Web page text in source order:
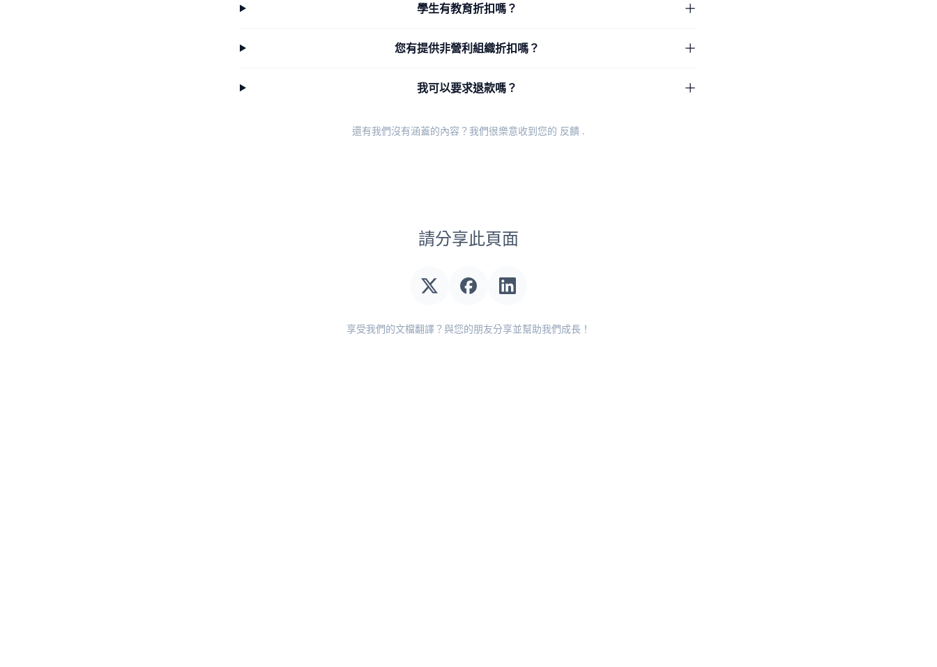
學生有教育折扣嗎？
您有提供非營利組織折扣嗎？
我可以要求退款嗎？
還有我們沒有涵蓋的內容？我們很樂意收到您的 反饋 .
請分享此頁面
享受我們的文檔翻譯？與您的朋友分享並幫助我們成長！